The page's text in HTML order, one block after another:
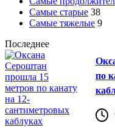
Самые старые 38
Самые тяжелые 9
Последнее
по